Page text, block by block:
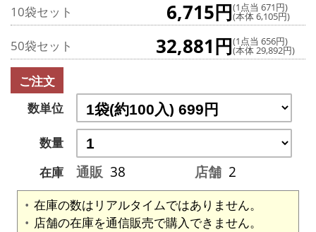
10袋セット 6,715円(1点当 671円)
(本体 6,105円)
50袋セット 32,881円(1点当 656円)
(本体 29,892円)
ご注文
数単位
数量
在庫
通販 38 店舗 2
在庫の数はリアルタイムではありません。
店舗の在庫を通信販売で購入できません。